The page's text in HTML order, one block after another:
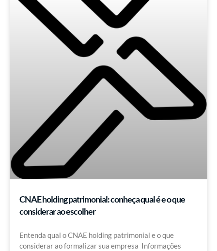
CNAE holding patrimonial: conheça qual é e o que
considerar ao escolher
Entenda qual o CNAE holding patrimonial e o que
considerar ao formalizar sua empresa Informações